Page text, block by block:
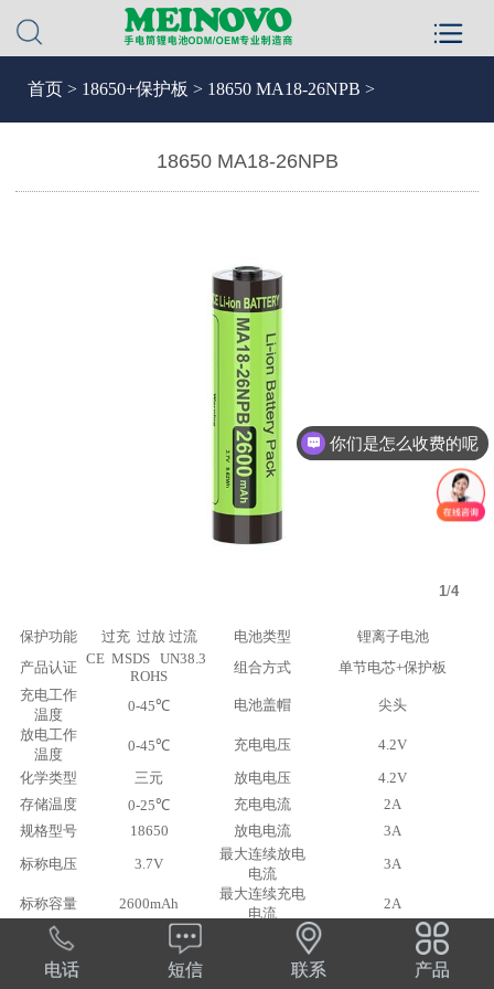
首页 > 18650+保护板 > 18650 MA18-26NPB >
18650 MA18-26NPB
1/4
保护功能 过充  过放 过流 电池类型
锂离子电池
产品认证
CE  MSDS   UN38.3
ROHS
组合方式
单节电芯+保护板
充电工作
温度
0-45℃ 电池盖帽
尖头
放电工作
温度
0-45℃ 充电电压
4.2V
化学类型
三元 放电电压
4.2V
存储温度
0-25℃ 充电电流
2A
规格型号
18650 放电电流
3A
标称电压
3.7V
最大连续放电
电流
3A
标称容量 2600mAh
最大连续充电
电流
2A
循环次数
600-800次 加保护板正负同极
使用范围
、消炎
电话 短信 联系 产品
你们是怎么收费的呢